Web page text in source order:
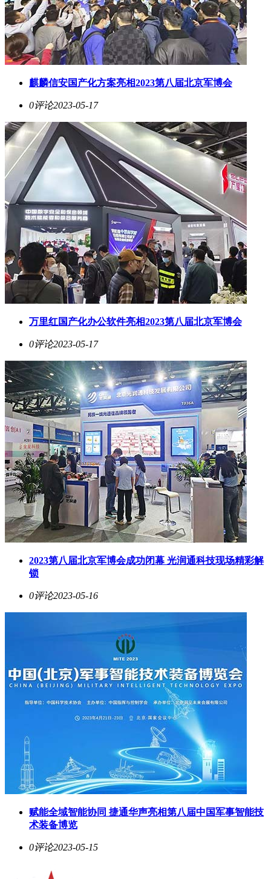
麒麟信安国产化方案亮相2023第八届北京军博会
0评论2023-05-17
万里红国产化办公软件亮相2023第八届北京军博会
0评论2023-05-17
2023第八届北京军博会成功闭幕 光润通科技现场精彩解
锁
0评论2023-05-16
赋能全域智能协同 捷通华声亮相第八届中国军事智能技
术装备博览
0评论2023-05-15